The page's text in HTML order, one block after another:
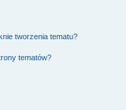
tworzenia tematu?
tematów?